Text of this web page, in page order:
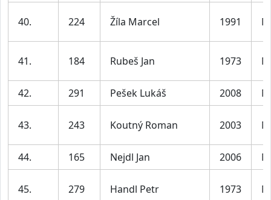
40. 224 Žíla Marcel 1991 M
41. 184 Rubeš Jan 1973 M
42. 291 Pešek Lukáš 2008 M
43. 243 Koutný Roman 2003 M
44. 165 Nejdl Jan 2006 M
45. 279 Handl Petr 1973 M